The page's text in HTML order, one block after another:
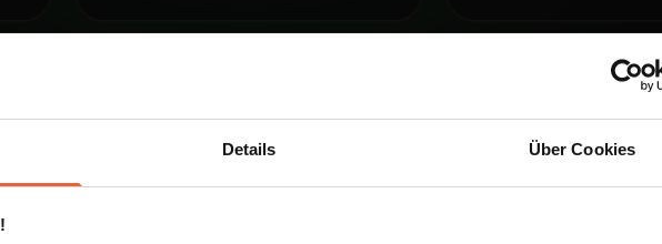
Details Über Cookies
Beratung und Hilfe
alle Fragen die Sie haben.
Learn@Home
Erhalten Sie vollen Zugriff